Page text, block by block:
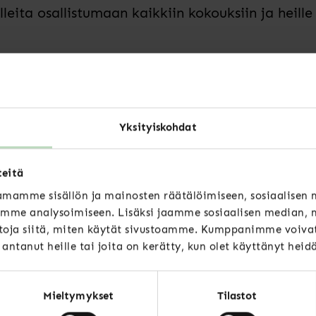
Yksityiskohdat
sisällön ja mainosten räätälöimiseen, sosiaalisen
analysoimiseen. Lisäksi jaamme sosiaalisen
siitä, miten käytät sivustoamme. Kumppanimme
heille tai joita on kerätty, kun olet käyttänyt
Mieltymykset Tilastot
osallistumaan kaikkiin kokouksiin ja
mukaan?
lomakkeella 26.10.2025 mennessä. Specian
Ehdolle asettuminen edellyttää,
Julkaisemme hakijoiden esittelyt jäsenten
Scandic Grand Centralissa
ehdokas esittelee itsensä ja tavoitteensa
Halutessasi voit asettua ehdolle myös